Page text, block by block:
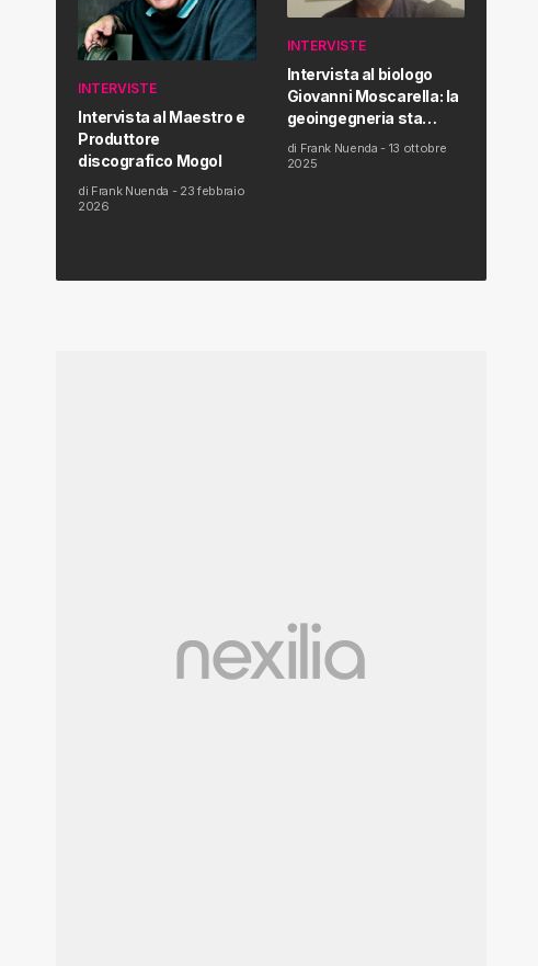
INTERVISTE
Intervista al Maestro e
Produttore
discografico Mogol
di Frank Nuenda - 23 febbraio
2026
INTERVISTE
Intervista al biologo
Giovanni Moscarella: la
geoingegneria sta
modificando il clima e la
salute dell’uomo
di Frank Nuenda - 13 ottobre
2025